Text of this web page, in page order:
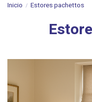
Inicio Estores pachettos